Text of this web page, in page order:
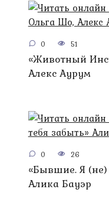
0 51
«Животный
Алекс Аурум
0 26
«Бывшие. Я (не)
Алика Бауэр